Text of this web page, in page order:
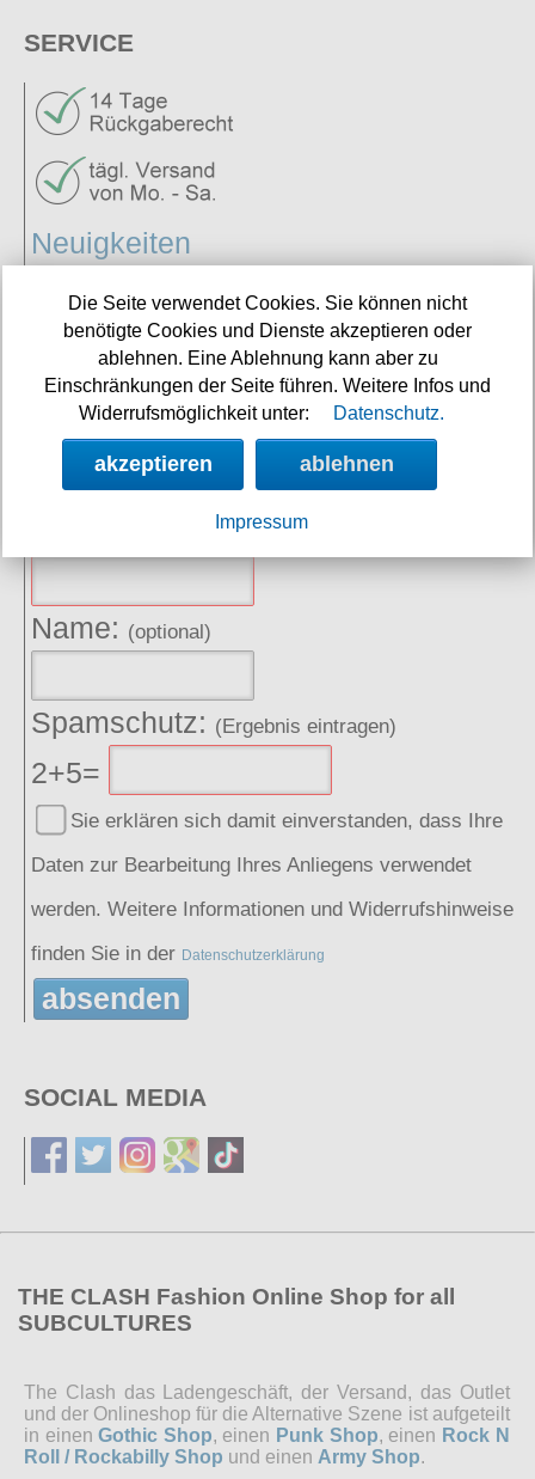
SERVICE
Neuigkeiten
NEWSLETTER
Angebote, Rabatte und Aktionen per E-Mail erhalten.
Name: (optional)
Spamschutz: (Ergebnis eintragen)
2+5=
Sie erklären sich damit einverstanden, dass Ihre
Daten zur Bearbeitung Ihres Anliegens verwendet
werden. Weitere Informationen und Widerrufshinweise
finden Sie in der Datenschutzerklärung
absenden
SOCIAL MEDIA
THE CLASH Fashion Online Shop for all
SUBCULTURES
The Clash das Ladengeschäft, der Versand, das Outlet
und der Onlineshop für die Alternative Szene ist aufgeteilt
in einenGothic Shop, einen Punk Shop, einen Rock N
Roll / Rockabilly Shop und einen Army Shop.
Die Seite verwendet Cookies. Sie können nicht
benötigte Cookies und Dienste akzeptieren oder
ablehnen. Eine Ablehnung kann aber zu
Einschränkungen der Seite führen. Weitere Infos und
Widerrufsmöglichkeit unter:
Datenschutz.
akzeptieren ablehnen
Impressum